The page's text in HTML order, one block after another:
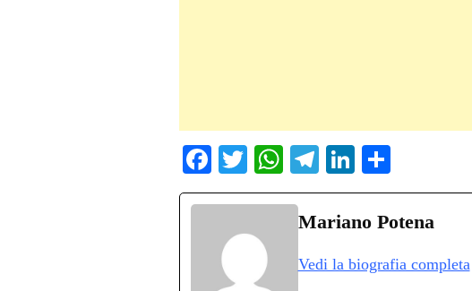
Fa
ce
ok
T
wi
r
W
ha
ts
pp
Te
le
gr
m
Li
nk
ed
on
di
di
Mariano Potena
Vedi la biografia completa